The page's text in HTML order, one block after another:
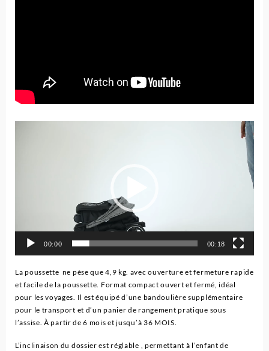
00:00 00:18
La poussette ne pèse que 4,9 kg. avec ouverture et fermeture rapide
et facile de la poussette. Format compact ouvert et fermé, idéal
pour les voyages. Il est équipé d’une bandoulière supplémentaire
pour le transport et d’un panier de rangement pratique sous
l’assise. À partir de 6 mois et jusqu’à 36 MOIS.
L’inclinaison du dossier est réglable , permettant à l’enfant de